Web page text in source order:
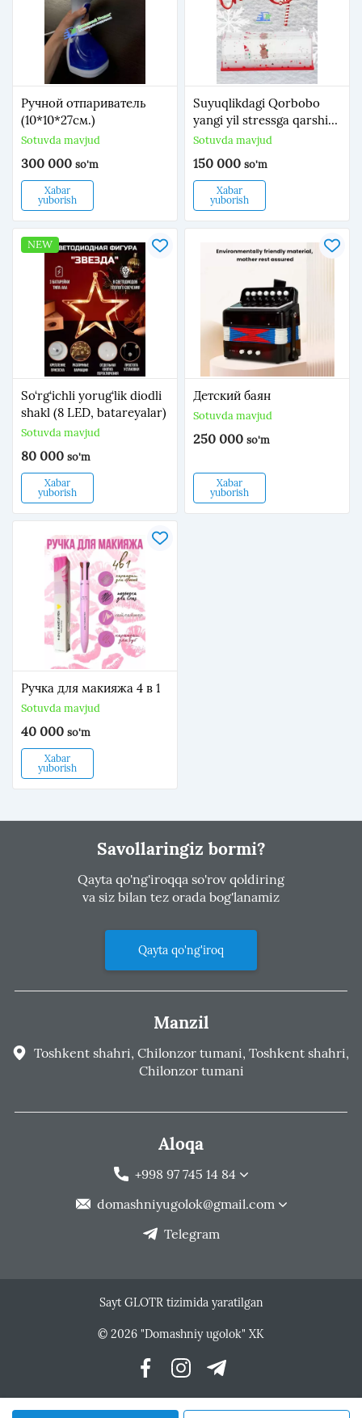
Ручной отпариватель
(10*10*27см.)
Sotuvda mavjud
300 000 so'm
Xabar
yuborish
Suyuqlikdagi Qorbobo
yangi yil stressga qarshi
suvenir
Sotuvda mavjud
150 000 so'm
Xabar
yuborish
NEW
So‘rg‘ichli yorug‘lik diodli
shakl (8 LED, batareyalar)
Sotuvda mavjud
80 000 so'm
Xabar
yuborish
Детский баян
Sotuvda mavjud
250 000 so'm
Xabar
yuborish
Ручка для макияжа 4 в 1
Sotuvda mavjud
40 000 so'm
Xabar
yuborish
Savollaringiz bormi?
Qayta qo'ng'iroqqa so'rov qoldiring
va siz bilan tez orada bog'lanamiz
Qayta qo'ng'iroq
Manzil
Toshkent shahri, Chilonzor tumani, Toshkent shahri,
Chilonzor tumani
Aloqa
+998 97 745 14 84
domashniyugolok@gmail.com
Telegram
Sayt GLOTR tizimida yaratilgan
© 2026 "Domashniy ugolok" XK